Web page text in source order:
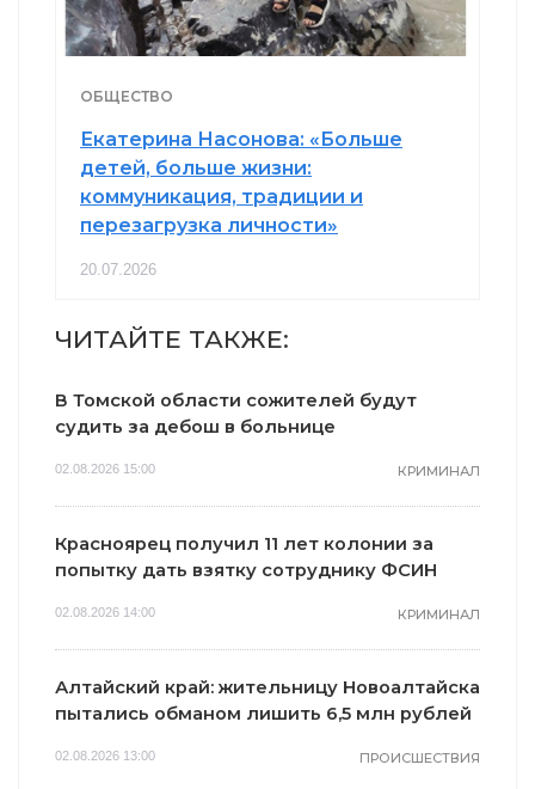
ОБЩЕСТВО
Екатерина Насонова: «Больше
детей, больше жизни:
коммуникация, традиции и
перезагрузка личности»
20.07.2026
ЧИТАЙТЕ ТАКЖЕ:
В Томской области сожителей будут
судить за дебош в больнице
02.08.2026 15:00 КРИМИНАЛ
Красноярец получил 11 лет колонии за
попытку дать взятку сотруднику ФСИН
02.08.2026 14:00 КРИМИНАЛ
Алтайский край: жительницу Новоалтайска
пытались обманом лишить 6,5 млн рублей
02.08.2026 13:00 ПРОИСШЕСТВИЯ